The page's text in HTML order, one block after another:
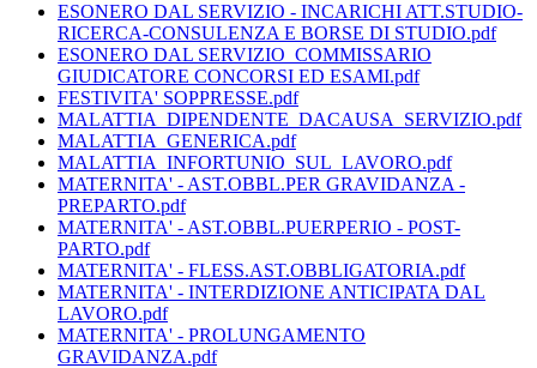
ESONERO DAL SERVIZIO - INCARICHI ATT.STUDIO-
RICERCA-CONSULENZA E BORSE DI STUDIO.pdf
ESONERO DAL SERVIZIO_COMMISSARIO
GIUDICATORE CONCORSI ED ESAMI.pdf
FESTIVITA' SOPPRESSE.pdf
MALATTIA_DIPENDENTE_DACAUSA_SERVIZIO.pdf
MALATTIA_GENERICA.pdf
MALATTIA_INFORTUNIO_SUL_LAVORO.pdf
MATERNITA' - AST.OBBL.PER GRAVIDANZA -
PREPARTO.pdf
MATERNITA' - AST.OBBL.PUERPERIO - POST-
PARTO.pdf
MATERNITA' - FLESS.AST.OBBLIGATORIA.pdf
MATERNITA' - INTERDIZIONE ANTICIPATA DAL
LAVORO.pdf
MATERNITA' - PROLUNGAMENTO
GRAVIDANZA.pdf